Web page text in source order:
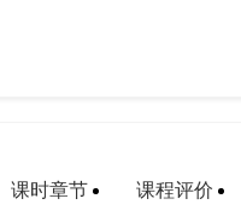
课时章节 课程评价